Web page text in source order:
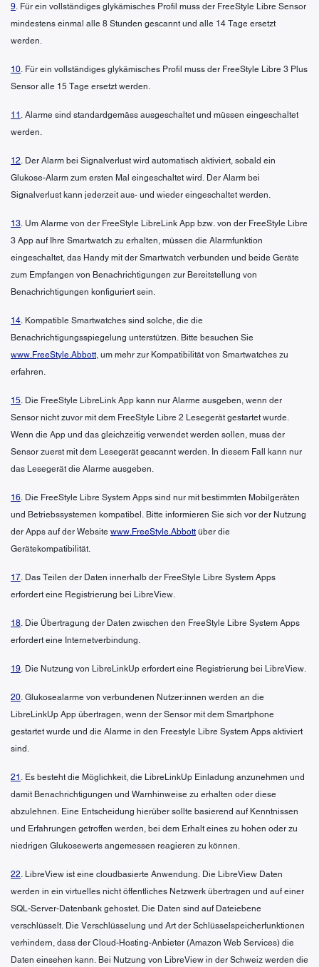
9. Für ein vollständiges glykämisches Profil muss der FreeStyle Libre Sensor
mindestens einmal alle 8 Stunden gescannt und alle 14 Tage ersetzt
werden.
10. Für ein vollständiges glykämisches Profil muss der FreeStyle Libre 3 Plus
Sensor alle 15 Tage ersetzt werden.
11 . Alarme sind standardgemäss ausgeschaltet und müssen eingeschaltet
werden.
12. Der Alarm bei Signalverlust wird automatisch aktiviert, sobald ein
Glukose-Alarm zum ersten Mal eingeschaltet wird. Der Alarm bei
Signalverlust kann jederzeit aus- und wieder eingeschaltet werden.
13. Um Alarme von der FreeStyle LibreLink App bzw. von der FreeStyle Libre
3 App auf Ihre Smartwatch zu erhalten, müssen die Alarmfunktion
eingeschaltet, das Handy mit der Smartwatch verbunden und beide Geräte
zum Empfangen von Benachrichtigungen zur Bereitstellung von
Benachrichtigungen konfiguriert sein.
14. Kompatible Smartwatches sind solche, die die
Benachrichtigungsspiegelung unterstützen. Bitte besuchen Sie
www.FreeStyle.Abbott, um mehr zur Kompatibilität von Smartwatches zu
erfahren.
15. Die FreeStyle LibreLink App kann nur Alarme ausgeben, wenn der
Sensor nicht zuvor mit dem FreeStyle Libre 2 Lesegerät gestartet wurde.
Wenn die App und das gleichzeitig verwendet werden sollen, muss der
Sensor zuerst mit dem Lesegerät gescannt werden. In diesem Fall kann nur
das Lesegerät die Alarme ausgeben.
16. Die FreeStyle Libre System Apps sind nur mit bestimmten Mobilgeräten
und Betriebssystemen kompatibel. Bitte informieren Sie sich vor der Nutzung
der Apps auf der Website www.FreeStyle.Abbott über die
Gerätekompatibilität.
17. Das Teilen der Daten innerhalb der FreeStyle Libre System Apps
erfordert eine Registrierung bei LibreView.
18. Die Übertragung der Daten zwischen den FreeStyle Libre System Apps
erfordert eine Internetverbindung.
19. Die Nutzung von LibreLinkUp erfordert eine Registrierung bei LibreView.
20. Glukosealarme von verbundenen Nutzer:innen werden an die
LibreLinkUp App übertragen, wenn der Sensor mit dem Smartphone
gestartet wurde und die Alarme in den Freestyle Libre System Apps aktiviert
sind.
21 . Es besteht die Möglichkeit, die LibreLinkUp Einladung anzunehmen und
damit Benachrichtigungen und Warnhinweise zu erhalten oder diese
abzulehnen. Eine Entscheidung hierüber sollte basierend auf Kenntnissen
und Erfahrungen getroffen werden, bei dem Erhalt eines zu hohen oder zu
niedrigen Glukosewerts angemessen reagieren zu können.
22. LibreView ist eine cloudbasierte Anwendung. Die LibreView Daten
werden in ein virtuelles nicht öffentliches Netzwerk übertragen und auf einer
SQL-Server-Datenbank gehostet. Die Daten sind auf Dateiebene
verschlüsselt. Die Verschlüsselung und Art der Schlüsselspeicherfunktionen
verhindern, dass der Cloud-Hosting-Anbieter (Amazon Web Services) die
Daten einsehen kann. Bei Nutzung von LibreView in der Schweiz werden die